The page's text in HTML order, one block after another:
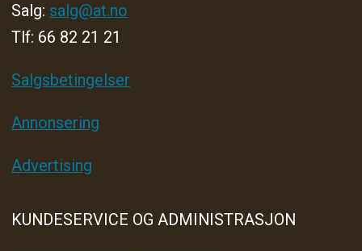
Salg: salg@at.no
Tlf: 66 82 21 21
Salgsbetingelser
Annonsering
Advertising
KUNDESERVICE OG ADMINISTRASJON